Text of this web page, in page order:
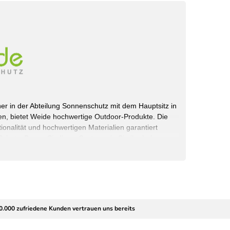
in der Abteilung Sonnenschutz mit dem Hauptsitz in
bietet Weide hochwertige Outdoor-Produkte. Die
und hochwertigen Materialien garantiert
zufriedene Kunden vertrauen uns bereits